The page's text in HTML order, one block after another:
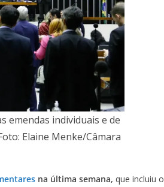
emendas individuais e de
Elaine Menke/Câmara
na última semana, que incluiu o